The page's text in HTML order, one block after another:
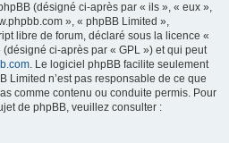
(désigné ci-après par « ils », « eux »,
», « phpBB Limited »,
libre de forum, déclaré sous la licence «
(désigné ci-après par « GPL ») et qui peut
. Le logiciel phpBB facilite seulement
Limited n’est pas responsable de ce que
comme contenu ou conduite permis. Pour
de phpBB, veuillez consulter :